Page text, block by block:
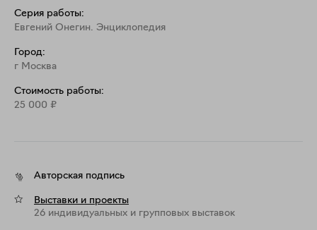
Серия работы:
Евгений Онегин. Энциклопедия
Город:
г Москва
Стоимость работы:
25 000 ₽
Авторская подпись
Выставки и проекты
26 индивидуальных и групповых выставок